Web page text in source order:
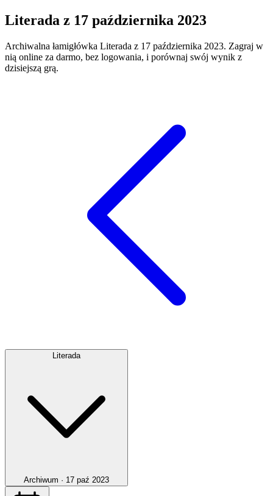
Literada z 17 października 2023
Archiwalna łamigłówka Literada z 17 października 2023. Zagraj w
nią online za darmo, bez logowania, i porównaj swój wynik z
dzisiejszą grą.
Literada
Archiwum · 17 paź 2023